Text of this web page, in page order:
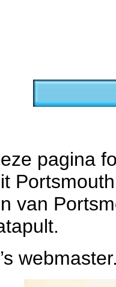
pagina
van